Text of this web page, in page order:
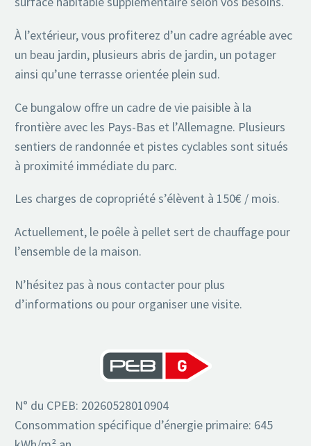
À l’extérieur, vous profiterez d’un cadre agréable avec
un beau jardin, plusieurs abris de jardin, un potager
ainsi qu’une terrasse orientée plein sud.
Ce bungalow offre un cadre de vie paisible à la
frontière avec les Pays-Bas et l’Allemagne. Plusieurs
sentiers de randonnée et pistes cyclables sont situés
à proximité immédiate du parc.
Les charges de copropriété s’élèvent à 150€ / mois.
Actuellement, le poêle à pellet sert de chauffage pour
l’ensemble de la maison.
N’hésitez pas à nous contacter pour plus
d’informations ou pour organiser une visite.
N° du CPEB: 20260528010904
Consommation spécifique d’énergie primaire: 645